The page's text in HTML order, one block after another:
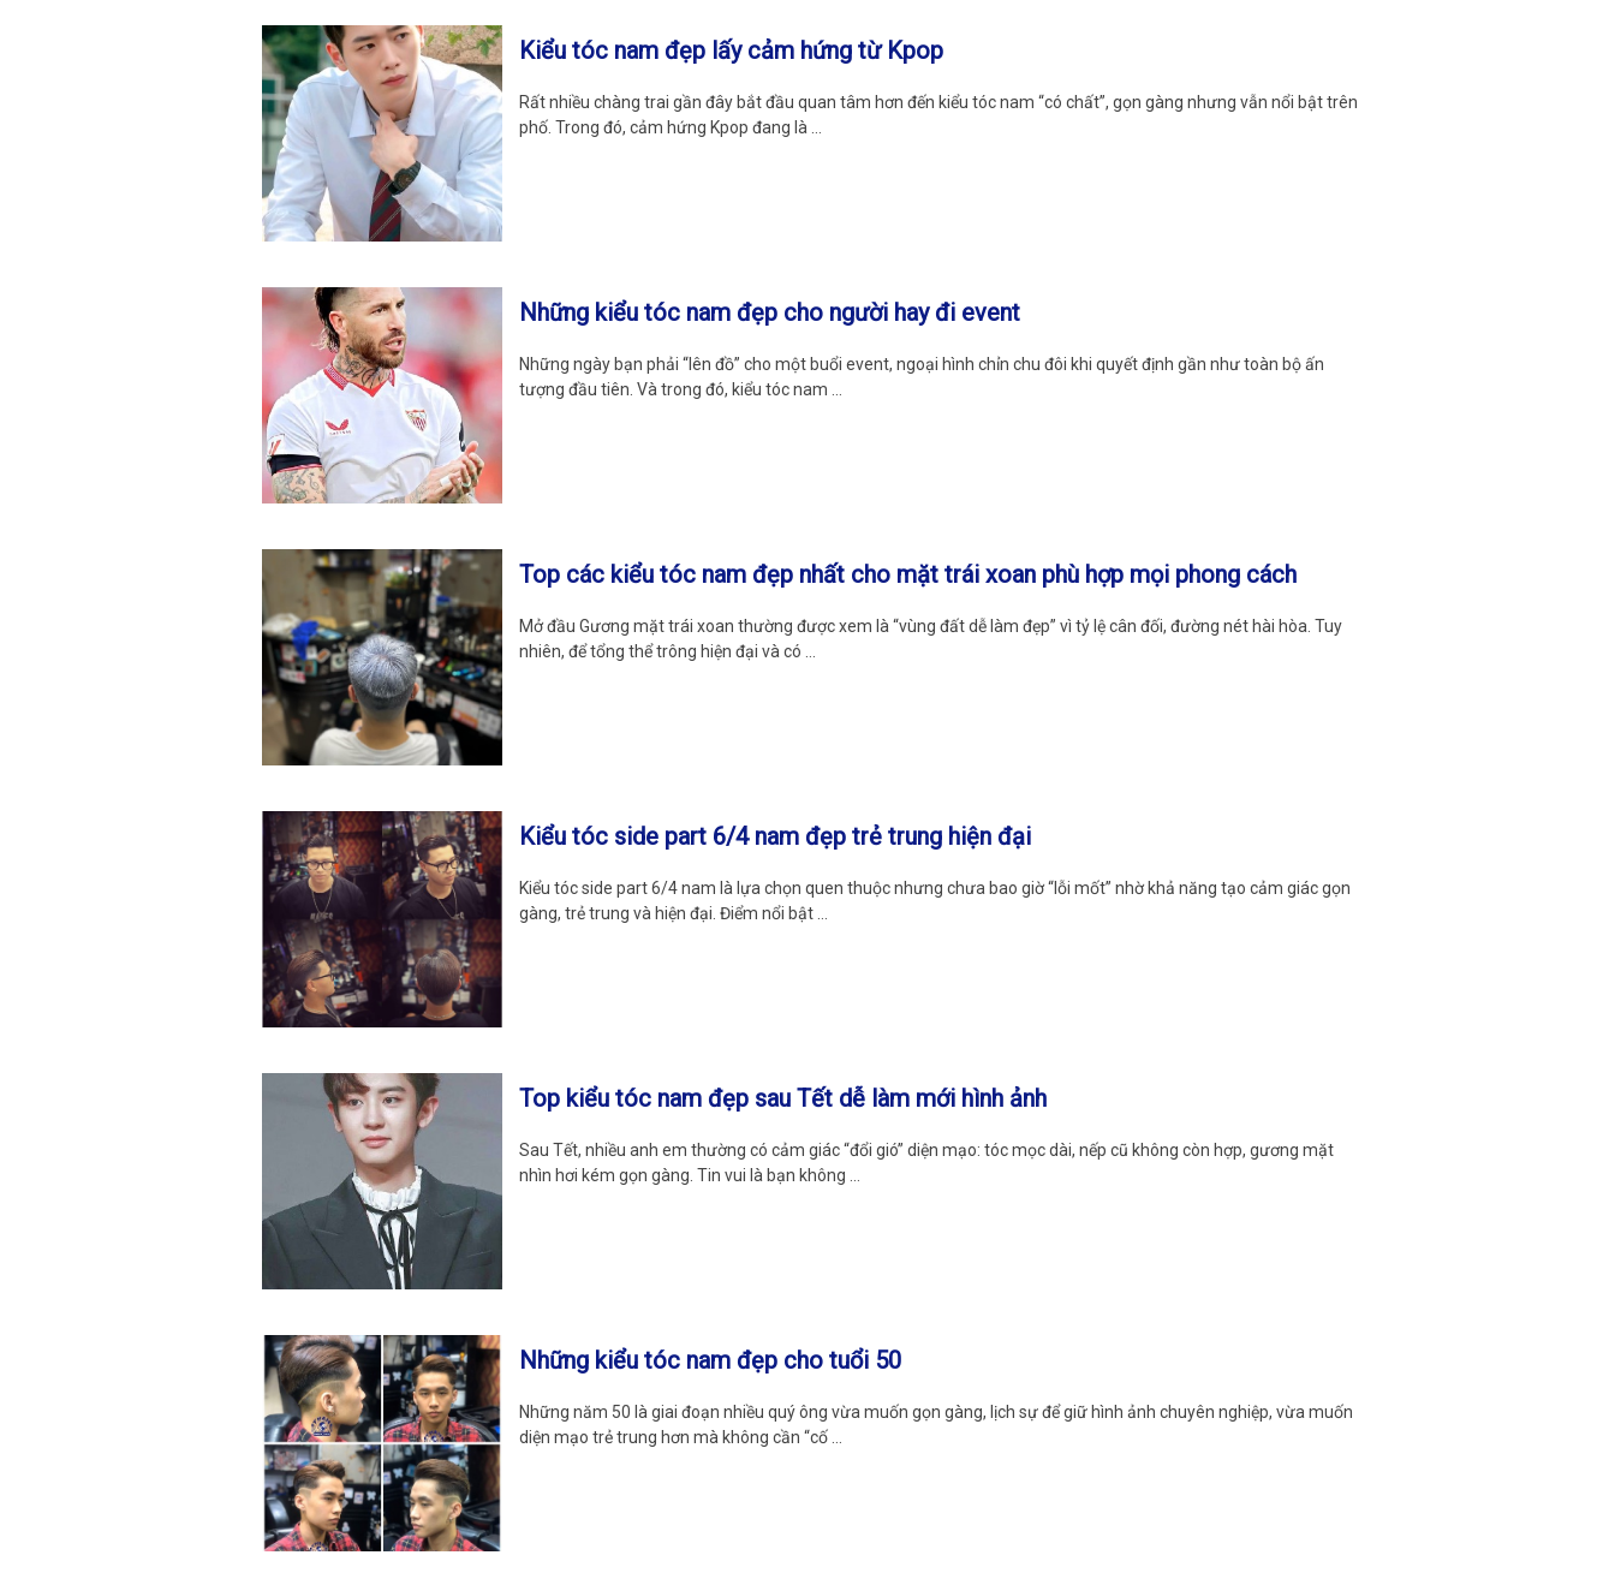
Kiểu tóc nam đẹp lấy cảm hứng từ Kpop
Rất nhiều chàng trai gần đây bắt đầu quan tâm hơn đến kiểu tóc nam “có chất”, gọn gàng nhưng vẫn nổi bật trên
phố. Trong đó, cảm hứng Kpop đang là …
Những kiểu tóc nam đẹp cho người hay đi event
Những ngày bạn phải “lên đồ” cho một buổi event, ngoại hình chỉn chu đôi khi quyết định gần như toàn bộ ấn
tượng đầu tiên. Và trong đó, kiểu tóc nam …
Top các kiểu tóc nam đẹp nhất cho mặt trái xoan phù hợp mọi phong cách
Mở đầu Gương mặt trái xoan thường được xem là “vùng đất dễ làm đẹp” vì tỷ lệ cân đối, đường nét hài hòa. Tuy
nhiên, để tổng thể trông hiện đại và có …
Kiểu tóc side part 6/4 nam đẹp trẻ trung hiện đại
Kiểu tóc side part 6/4 nam là lựa chọn quen thuộc nhưng chưa bao giờ “lỗi mốt” nhờ khả năng tạo cảm giác gọn
gàng, trẻ trung và hiện đại. Điểm nổi bật …
Top kiểu tóc nam đẹp sau Tết dễ làm mới hình ảnh
Sau Tết, nhiều anh em thường có cảm giác “đổi gió” diện mạo: tóc mọc dài, nếp cũ không còn hợp, gương mặt
nhìn hơi kém gọn gàng. Tin vui là bạn không …
Những kiểu tóc nam đẹp cho tuổi 50
Những năm 50 là giai đoạn nhiều quý ông vừa muốn gọn gàng, lịch sự để giữ hình ảnh chuyên nghiệp, vừa muốn
diện mạo trẻ trung hơn mà không cần “cố …